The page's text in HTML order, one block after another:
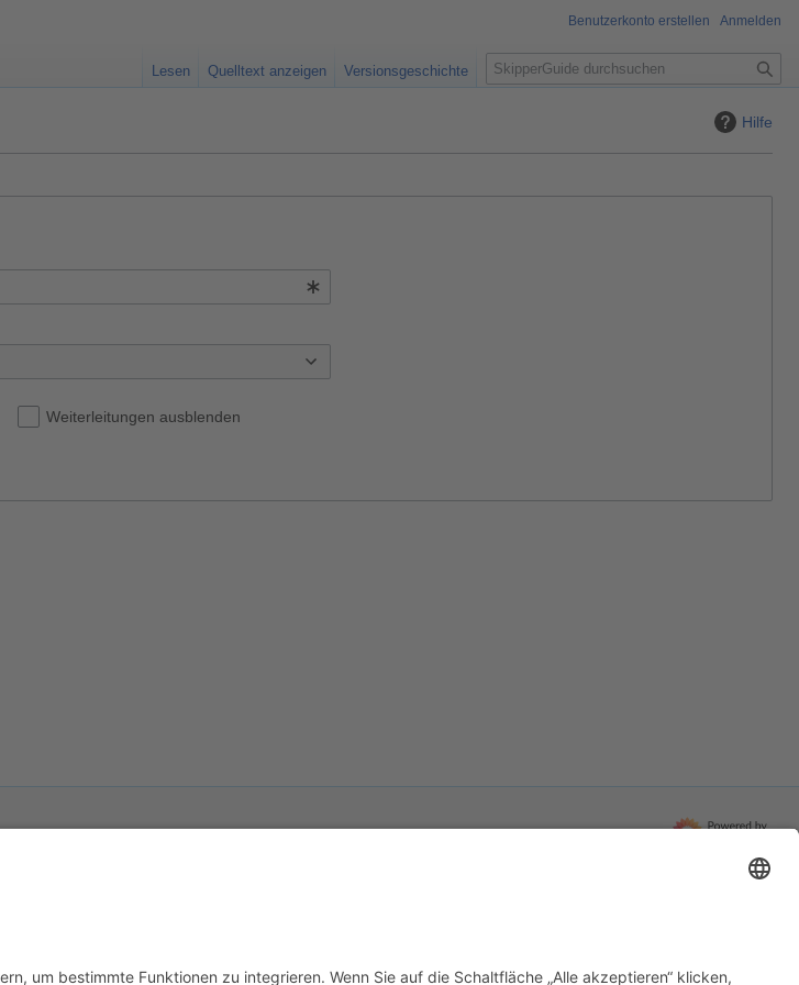
Hilfe
Weiterleitungen ausblenden
Benutzerkonto erstellen Anmelden
Lesen Quelltext anzeigen Versionsgeschichte
S
u
e